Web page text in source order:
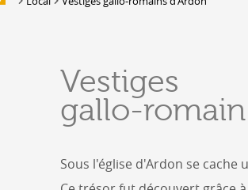
EAT & SLEEP
Accommodation
Location de salles et de couverts
Bars, Cafés, Restaurants &
Vestiges
gallo-
Sous l'église d'Ardon se cache